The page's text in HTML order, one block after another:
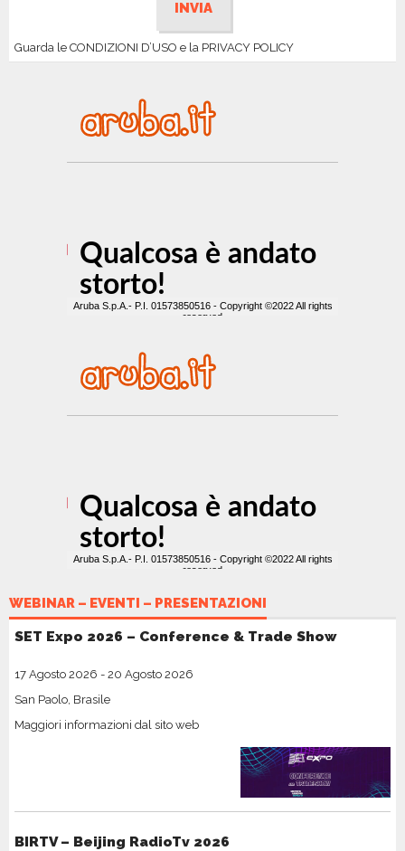
Guarda le CONDIZIONI D’USO e la PRIVACY POLICY
WEBINAR – EVENTI – PRESENTAZIONI
SET Expo 2026 – Conference & Trade Show
17 Agosto 2026 - 20 Agosto 2026
San Paolo, Brasile
Maggiori informazioni dal sito web
BIRTV – Beijing RadioTv 2026